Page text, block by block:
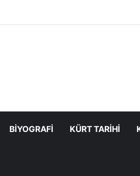
BIYOGRAFI KÜRT TARIHI